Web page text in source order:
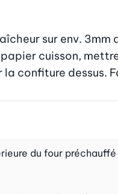
sur env. 3mm
cuisson,
confiture dessus.
du four